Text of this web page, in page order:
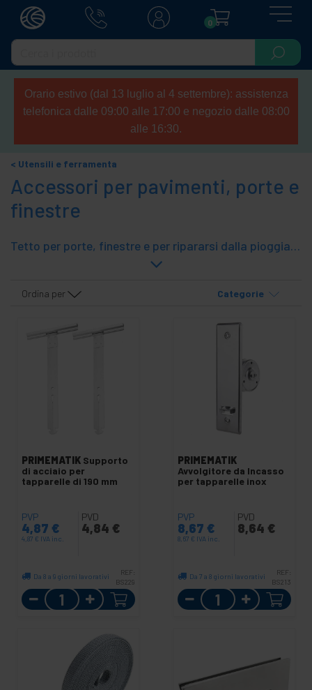
0
Orario estivo (dal 13 luglio al 4 settembre): assistenza
telefonica dalle 09:00 alle 17:00 e negozio dalle 08:00
alle 16:30.
Utensili e ferramenta
Accessori per pavimenti, porte e
finestre
Tetto per porte, finestre e per ripararsi dalla pioggia. Il tettuccio protegge dalla pioggia. Facile e veloce da montare. Si installa fissando le staffe al muro, utilizzando la ferramenta in dotazione. Le staffe in plastica dura resistono a tutte le condizioni atmosferiche. Il tetto in policarbonato è trasparente, rigido e resistente agli urti. Binari per porte scorrevoli. Vari accessori per porte e finestre.
Ordina per Categorie
PRIMEMATIK Supporto
di acciaio per
tapparelle di 190 mm
PVP
4,87 €
4,87 € IVA inc.
PVD
4,84 €
Da 8 a 9 giorni lavorativi
REF:
BS229
Quantità
PRIMEMATIK
Avvolgitore da Incasso
per tapparelle inox
PVP
8,67 €
8,67 € IVA inc.
PVD
8,64 €
Da 7 a 8 giorni lavorativi
REF:
BS213
Quantità